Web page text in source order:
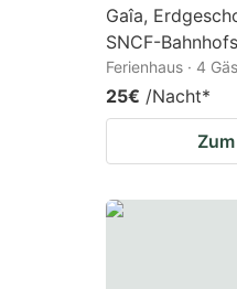
Gaîa,
SNCF-
Ferienhaus · 4
25€ /Nacht*